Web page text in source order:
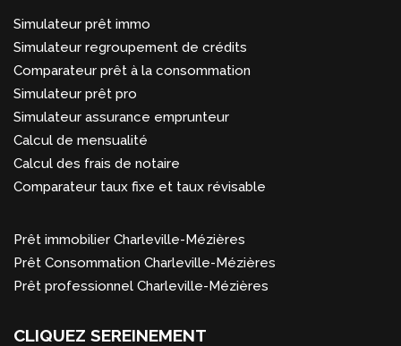
Simulateur prêt immo
Simulateur regroupement de crédits
Comparateur prêt à la consommation
Simulateur prêt pro
Simulateur assurance emprunteur
Calcul de mensualité
Calcul des frais de notaire
Comparateur taux fixe et taux révisable
Prêt immobilier Charleville-Mézières
Prêt Consommation Charleville-Mézières
Prêt professionnel Charleville-Mézières
CLIQUEZ SEREINEMENT